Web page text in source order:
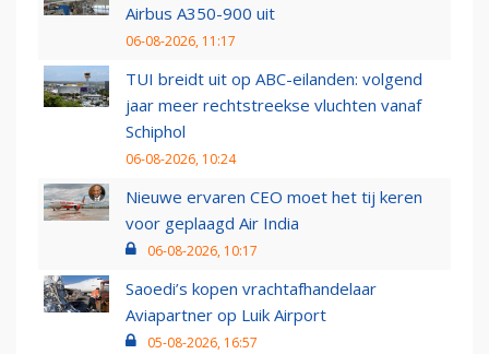
Airbus A350-900 uit
06-08-2026, 11:17
TUI breidt uit op ABC-eilanden: volgend
jaar meer rechtstreekse vluchten vanaf
Schiphol
06-08-2026, 10:24
Nieuwe ervaren CEO moet het tij keren
voor geplaagd Air India
06-08-2026, 10:17
Saoedi’s kopen vrachtafhandelaar
Aviapartner op Luik Airport
05-08-2026, 16:57